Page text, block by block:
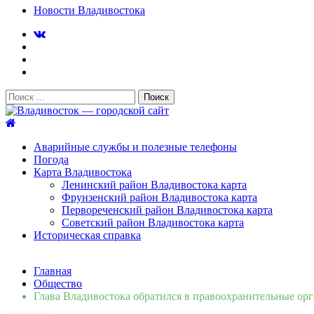
Новости Владивостока
Поиск:
Аварийные службы и полезные телефоны
Погода
Карта Владивостока
Ленинский район Владивостока карта
Фрунзенский район Владивостока карта
Первореченский район Владивостока карта
Советский район Владивостока карта
Историческая справка
Сломалась бытовая техника во Владивостоке: как
Мобильная реклама на общественном транспорте: как
Главная
Общество
Глава Владивостока обратился в правоохранительные